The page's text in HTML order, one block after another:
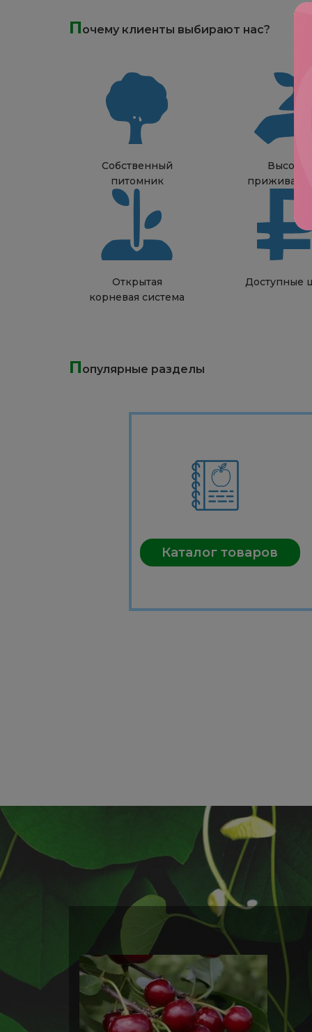
Почему клиенты выбирают нас?
Собственный
питомник
Высокая
Открытая
корневая система
Доступные
Популярные разделы
Каталог товаров